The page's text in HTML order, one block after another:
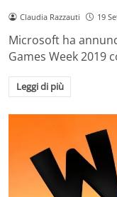
Claudia Razzauti 19
Microsoft ha
Games Week 2019
Leggi di più